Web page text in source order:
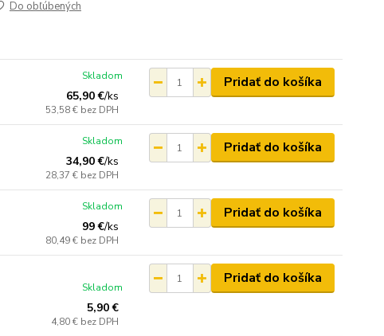
Do obľúbených
65,90 €/ks
53,58 € bez DPH
Skladom Pridať do košíka
34,90 €/ks
28,37 € bez DPH
Skladom Pridať do košíka
99 €/ks
80,49 € bez DPH
Skladom Pridať do košíka
5,90 €
4,80 € bez DPH
Skladom
Pridať do košíka